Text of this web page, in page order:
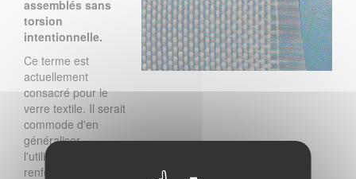
assemblés sans
torsion
intentionnelle.
Ce terme est
actuellement
consacré pour le
verre textile. Il serait
commode d'en
généraliser
l'utilisation aux autres
renforts.